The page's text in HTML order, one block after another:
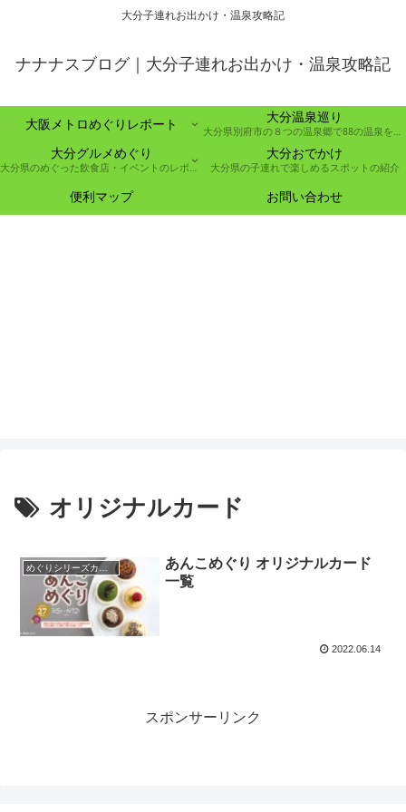
大分子連れお出かけ・温泉攻略記
ナナナスブログ｜大分子連れお出かけ・温泉攻略記
大阪メトロめぐりレポート 大分温泉巡り
大分県別府市の８つの温泉郷で88の温泉を巡る取り組み
大分グルメめぐり
大分県のめぐった飲食店・イベントのレポート
大分おでかけ
大分県の子連れで楽しめるスポットの紹介
便利マップ お問い合わせ
オリジナルカード
めぐりシリーズカード
あんこめぐり オリジナルカード
一覧
2022.06.14
スポンサーリンク